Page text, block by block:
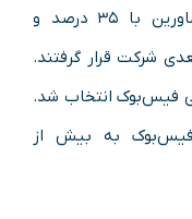
فیس‌بوک شد. پس از او ادواردو ساورین با ۳۵ درصد و
بعدی شرکت قرار گرفتند.
فیس‌بوک انتخاب شد.
کاربران فیس‌بوک به بیش از